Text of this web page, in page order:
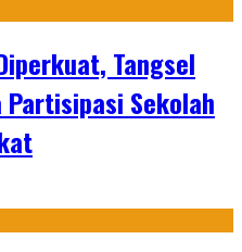
Tangsel
Partisipasi Sekolah